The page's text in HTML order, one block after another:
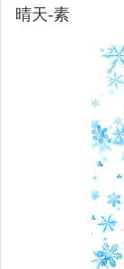
晴天-素